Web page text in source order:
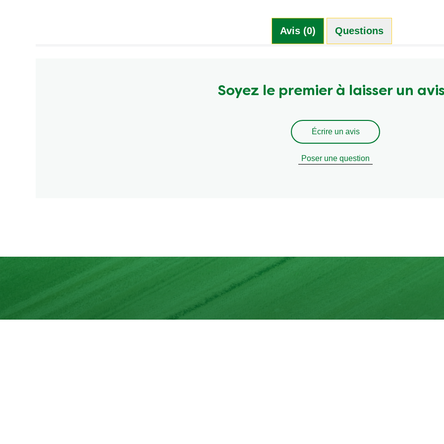
Avis (0) Questions (0)
Soyez le premier à laisser un
Écrire un avis
Poser une question